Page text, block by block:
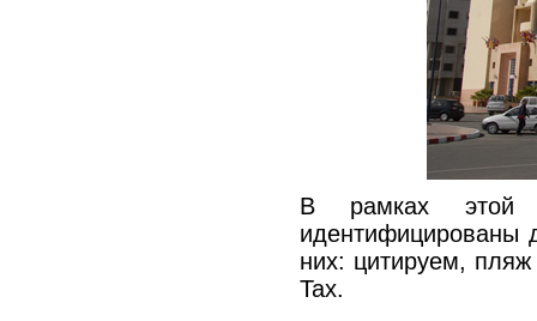
В рамках этой
идентифицированы
них: цитируем,
Taх.